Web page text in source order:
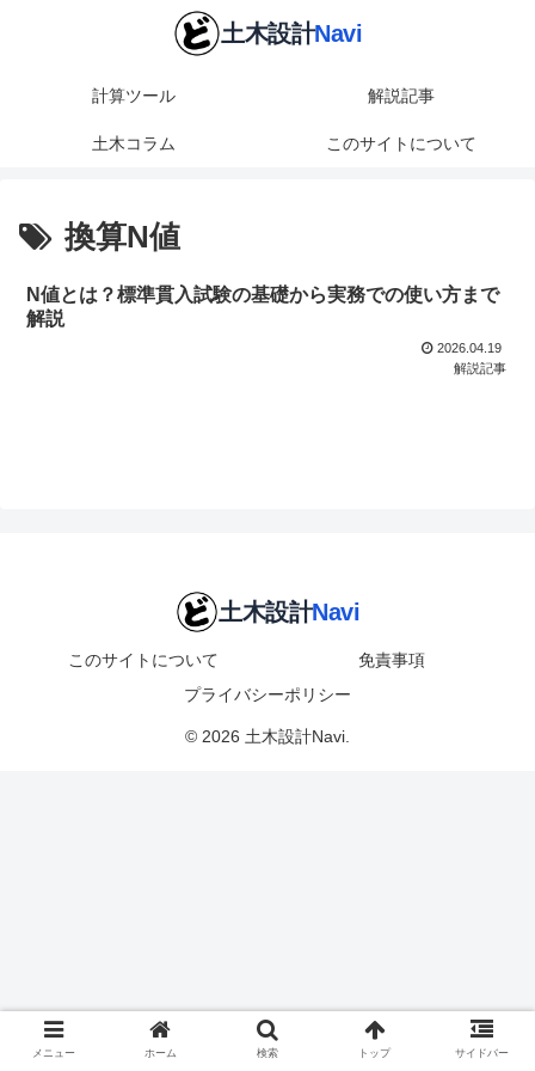
計算ツール 解説記事
土木コラム このサイトについて
換算N値
N値とは？標準貫入試験の基礎から実務での使い方まで
解説
2026.04.19
解説記事
このサイトについて
免責事項
プライバシーポリシー
© 2026 土木設計Navi.
メニュー ホーム 検索 トップ サイドバー